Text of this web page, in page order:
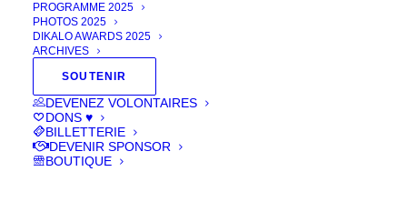
PROGRAMME 2025
PHOTOS 2025
DIKALO AWARDS 2025
ARCHIVES
SOUTENIR
DEVENEZ VOLONTAIRES
DONS ♥
BILLETTERIE
DEVENIR SPONSOR
BOUTIQUE